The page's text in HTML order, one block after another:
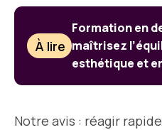
À lire
Formation en
maîtrisez
esthétique et
Notre avis : réagir